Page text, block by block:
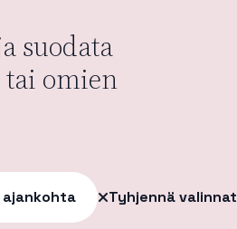
suodata
omien
Tyhjennä valinnat